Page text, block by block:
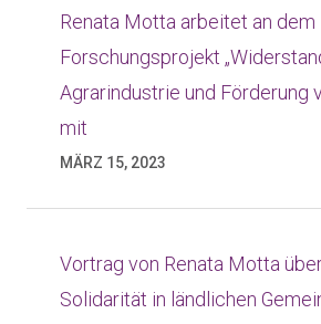
Renata Motta arbeitet an dem
Forschungsprojekt
Agrarindustrie und Förderung
mit
MÄRZ 15, 2023
Vortrag von Renata Motta
Solidarität in ländlichen